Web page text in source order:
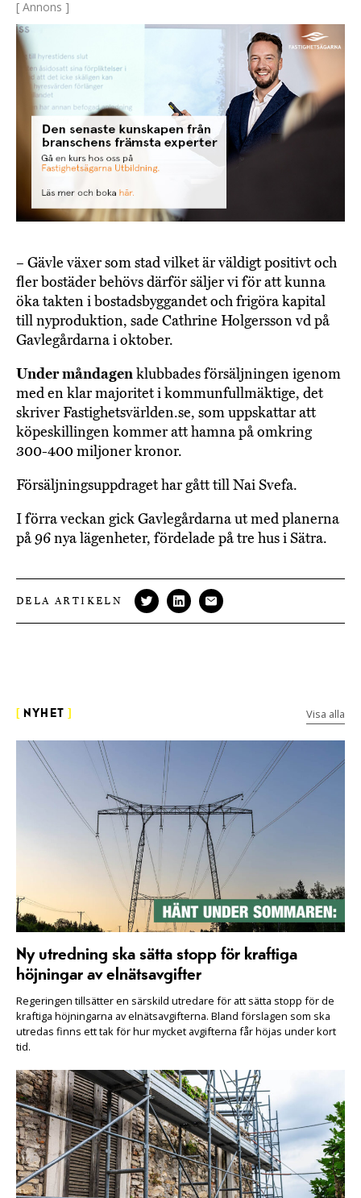
[ Annons ]
– Gävle växer som stad vilket är väldigt positivt och
fler bostäder behövs därför säljer vi för att kunna
öka takten i bostadsbyggandet och frigöra kapital
till nyproduktion, sade Cathrine Holgersson vd på
Gavlegårdarna i oktober.
Under måndagenklubbades försäljningen igenom
med en klar majoritet i kommunfullmäktige, det
skriver Fastighetsvärlden.se, som uppskattar att
köpeskillingen kommer att hamna på omkring
300-400 miljoner kronor.
Försäljningsuppdraget har gått till Nai Svefa.
I förra veckan gick Gavlegårdarna ut med planerna
på 96 nya lägenheter, fördelade på tre hus i Sätra.
DELA ARTIKELN
NYHET Visa alla
Ny utredning ska sätta stopp för kraftiga
höjningar av elnätsavgifter
Regeringen tillsätter en särskild utredare för att sätta stopp för de
kraftiga höjningarna av elnätsavgifterna. Bland förslagen som ska
utredas finns ett tak för hur mycket avgifterna får höjas under kort
tid.